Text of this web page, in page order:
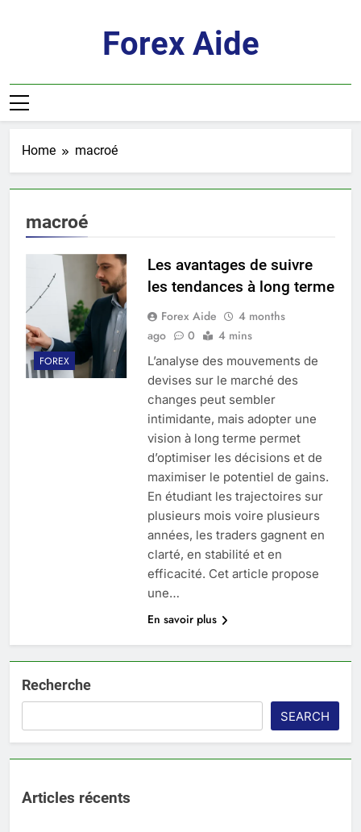
Forex Aide
Home macroé
macroé
FOREX
Les avantages de suivre
les tendances à long terme
Forex Aide
4 months
ago
0 4 mins
L’analyse des mouvements de
devises sur le marché des
changes peut sembler
intimidante, mais adopter une
vision à long terme permet
d’optimiser les décisions et de
maximiser le potentiel de gains.
En étudiant les trajectoires sur
plusieurs mois voire plusieurs
années, les traders gagnent en
clarté, en stabilité et en
efficacité. Cet article propose
une…
En savoir plus
Recherche
SEARCH
Articles récents